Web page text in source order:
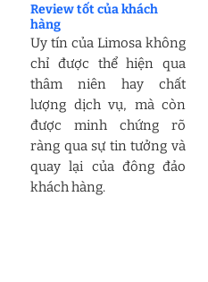
Review tốt của khách
hàng
Uy tín của Limosa không
chỉ được thể hiện qua
thâm niên hay chất
lượng dịch vụ, mà còn
được minh chứng rõ
ràng qua sự tin tưởng và
quay lại của đông đảo
khách hàng.